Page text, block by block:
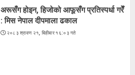
अरूसँग होइन, हिजोको आफूसँग प्रतिस्पर्धा गरेँ
: मिस नेपाल दीपमाला ढकाल
२०८३ श्रावण २१, बिहीबार १६:०३ गते